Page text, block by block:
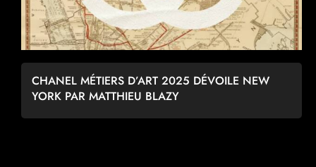
CHANEL MÉTIERS D’ART 2025 DÉVOILE NEW
YORK PAR MATTHIEU BLAZY